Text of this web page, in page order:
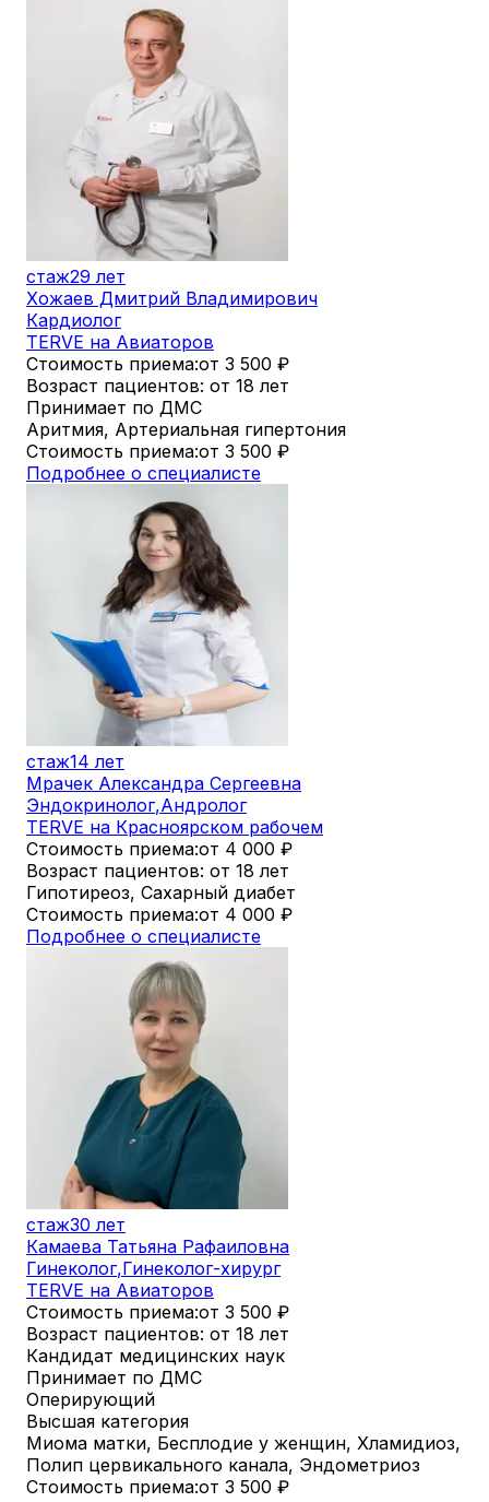
стаж29 лет
Хожаев Дмитрий Владимирович
Кардиолог
TERVE на Авиаторов
Стоимость приема:от 3 500 ₽
Возраст пациентов: от 18 лет
Принимает по ДМС
Аритмия, Артериальная гипертония
Стоимость приема:от 3 500 ₽
Подробнее о специалисте
стаж14 лет
Мрачек Александра Сергеевна
Эндокринолог,Андролог
TERVE на Красноярском рабочем
Стоимость приема:от 4 000 ₽
Возраст пациентов: от 18 лет
Гипотиреоз, Сахарный диабет
Стоимость приема:от 4 000 ₽
Подробнее о специалисте
стаж30 лет
Камаева Татьяна Рафаиловна
Гинеколог,Гинеколог-хирург
TERVE на Авиаторов
Стоимость приема:от 3 500 ₽
Возраст пациентов: от 18 лет
Кандидат медицинских наук
Принимает по ДМС
Оперирующий
Высшая категория
Миома матки, Бесплодие у женщин, Хламидиоз,
Полип цервикального канала, Эндометриоз
Стоимость приема:от 3 500 ₽